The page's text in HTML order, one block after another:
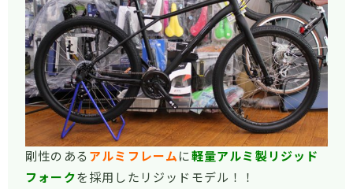
剛性のある アルミフレーム に軽量アルミ製リジッド
フォークを採用したリジッドモデル！！